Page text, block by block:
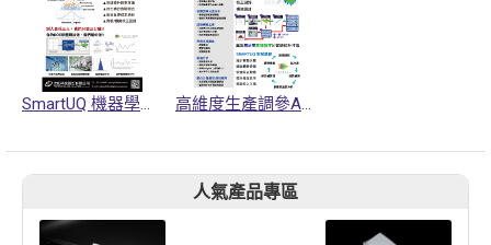
SmartUQ 機器學習和不確定性量化分析軟體 高維度生產調參AI DOE分析平台
人氣產品專區